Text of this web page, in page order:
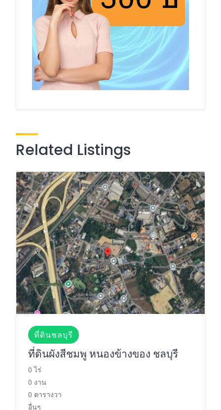
Related Listings
ที่ดินชลบุรี
ที่ดินผังสีชมพู หนองข้างของ ชลบุรี
0 ไร่
0 งาน
0 ตารางวา
อื่นๆ